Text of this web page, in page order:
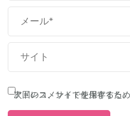
次回のコメントで使用するためブラウザーに自分の名前、メールアドレス、サイトを保存する。